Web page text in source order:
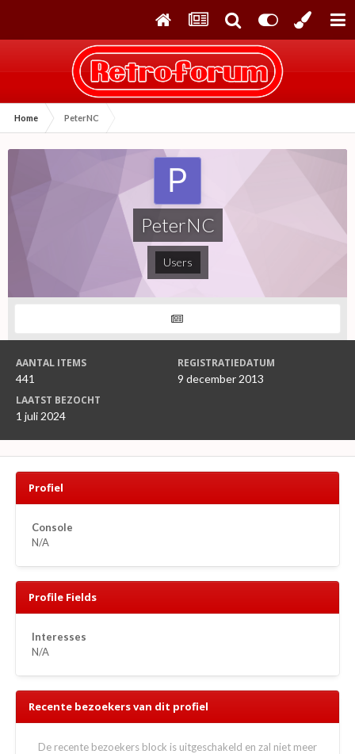
Home PeterNC
PeterNC
Users
AANTAL ITEMS
441
REGISTRATIEDATUM
9 december 2013
LAATST BEZOCHT
1 juli 2024
Profiel
Console
N/A
Profile Fields
Interesses
N/A
Recente bezoekers van dit profiel
De recente bezoekers block is uitgeschakeld en zal niet meer